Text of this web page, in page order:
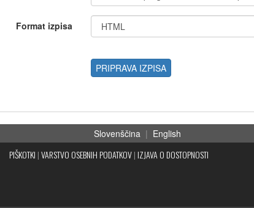
Format izpisa
PRIPRAVA IZPISA
Slovenščina | English
PIŠKOTKI |VARSTVO OSEBNIH PODATKOV| IZJAVA O DOSTOPNOSTI